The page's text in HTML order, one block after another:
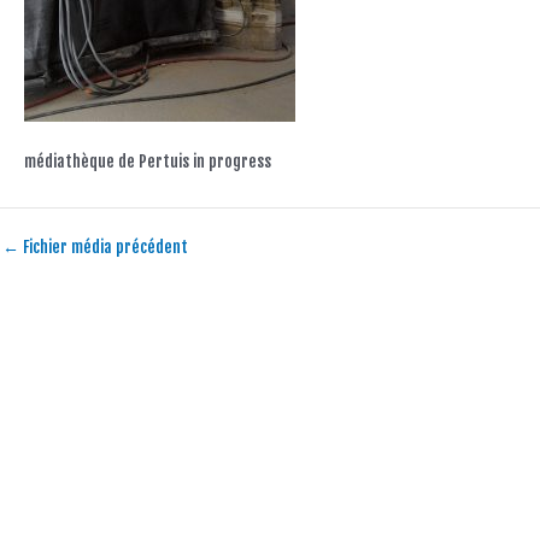
médiathèque de Pertuis in progress
← Fichier média précédent